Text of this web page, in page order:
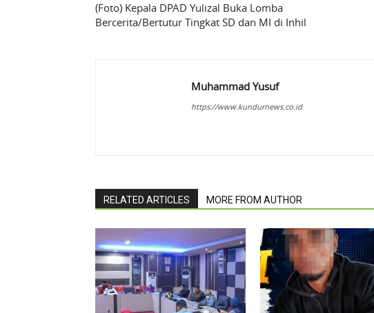
(Foto) Kepala DPAD Yulizal Buka Lomba
Bercerita/Bertutur Tingkat SD dan MI di Inhil
Muhammad Yusuf
https://www.kundurnews.co.id
RELATED ARTICLES MORE FROM AUTHOR